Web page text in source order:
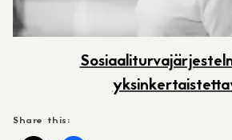
Share this: